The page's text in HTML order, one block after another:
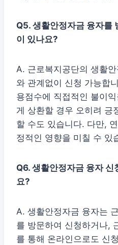
Q5. 생활안정자금 융자를
이 있나요?
A. 근로복지공단의 생활
와 관계없이 신청 가능합
용점수에 직접적인 불이
게 상환할 경우 오히려 긍
할 수도 있습니다. 다만,
정적인 영향을 미칠 수 있
Q6. 생활안정자금 융자 신
요?
A. 생활안정자금 융자는
를 방문하여 신청하거나,
를 통해 온라인으로도 신